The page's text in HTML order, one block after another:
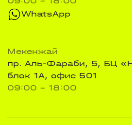
WhatsApp
Мекенжай
пр. Аль-Фараби, 5, БЦ
блок 1А, офис 501
09:00 - 18:00